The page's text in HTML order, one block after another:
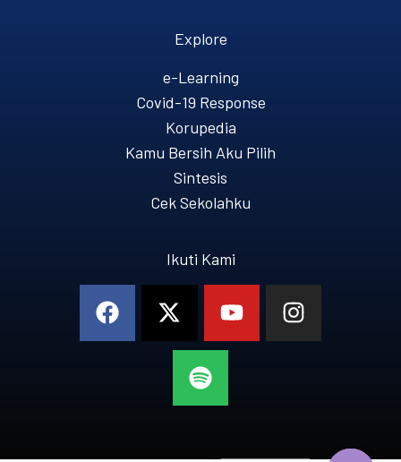
Explore
e-Learning
Covid-19 Response
Korupedia
Kamu Bersih Aku Pilih
Sintesis
Cek Sekolahku
Ikuti Kami